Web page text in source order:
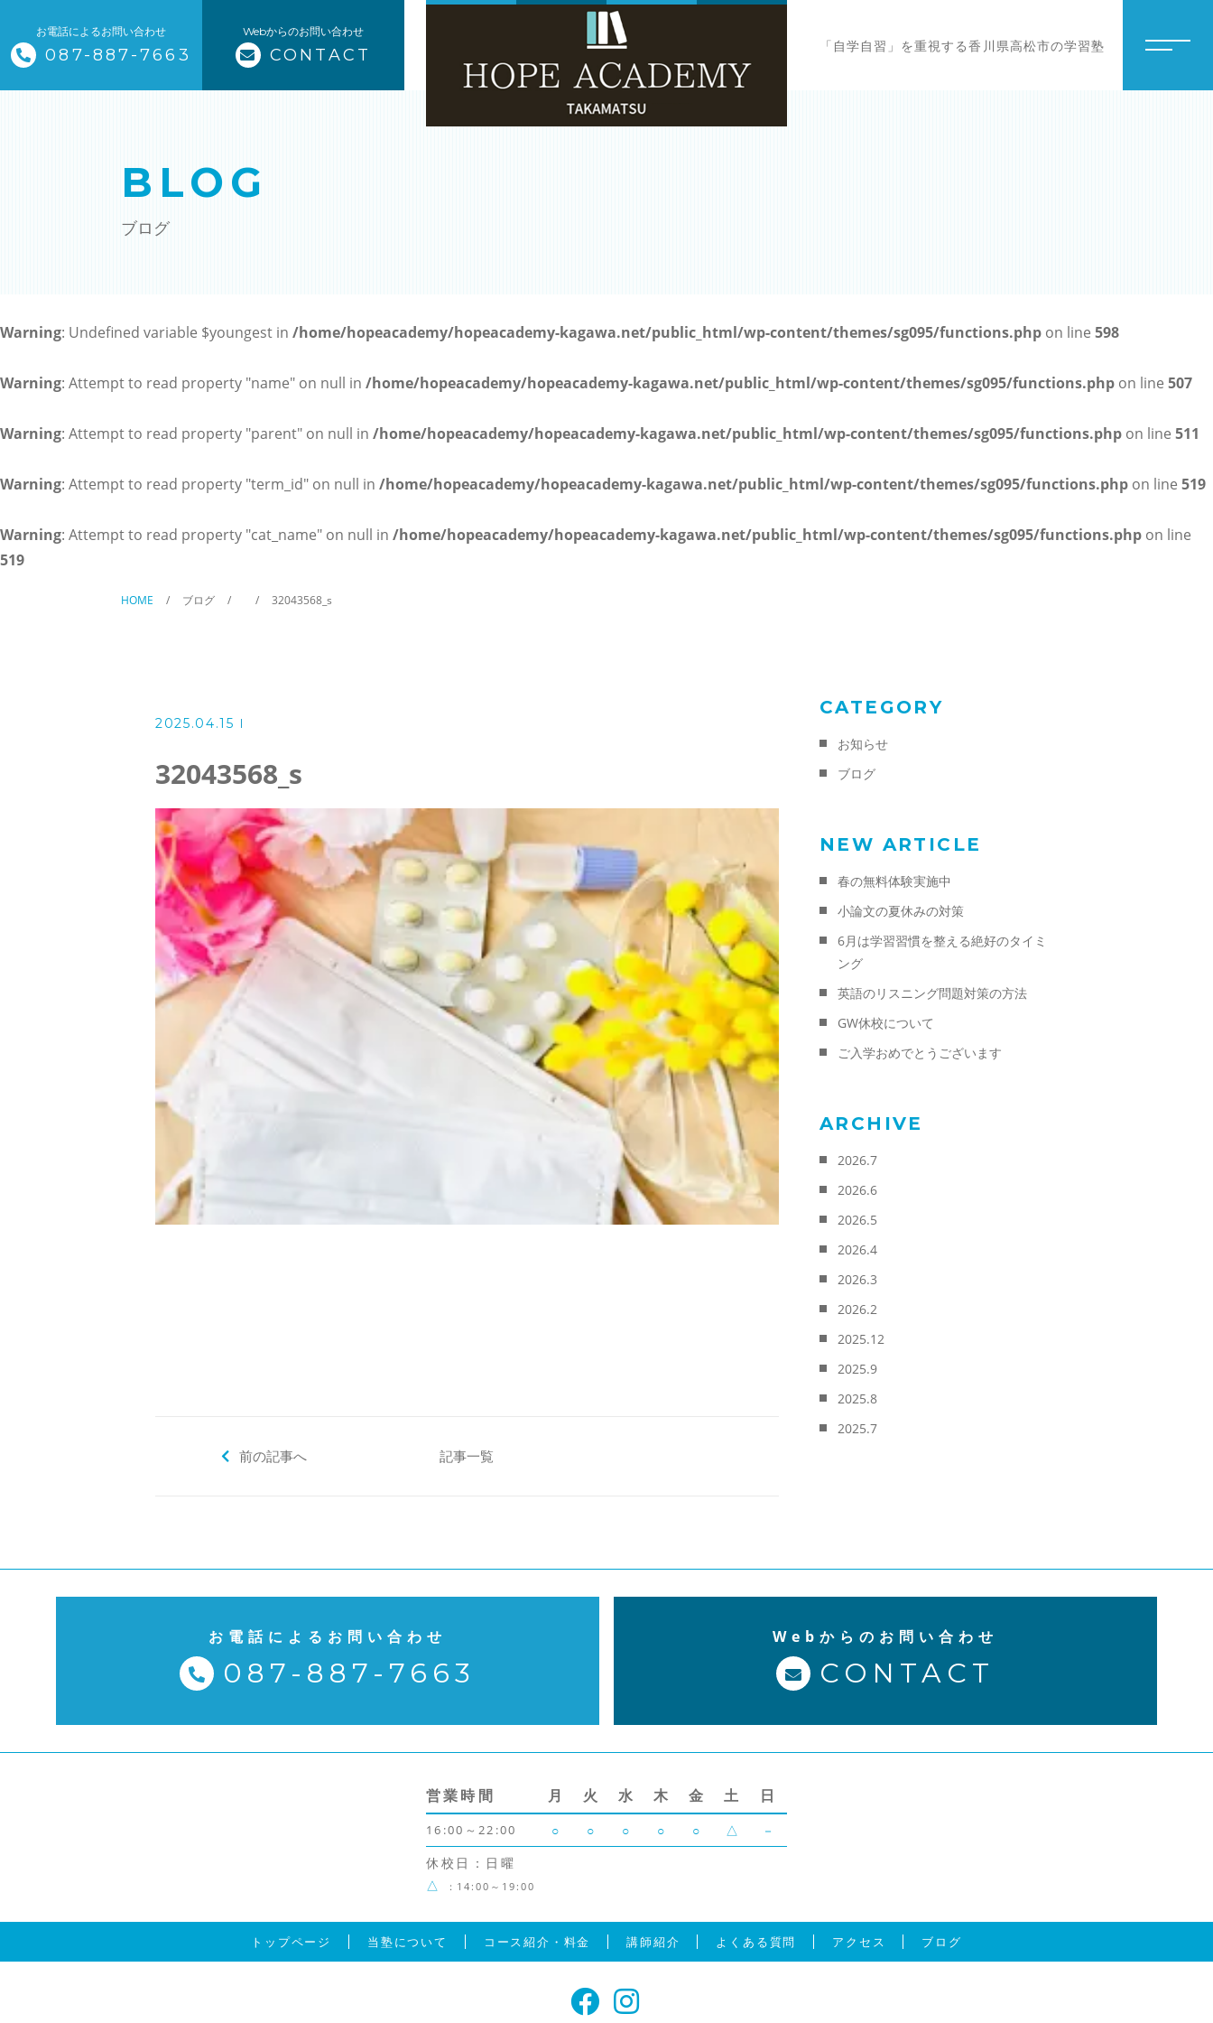
お電話によるお問い合わせ
087-887-7663
Webからのお問い合わせ
CONTACT 「自学自習」を重視する香川県高松市の学習塾
トップページ
高校生コース（3科目）
よくある質問
アクセス
当塾からのお知らせ
お問い合わせ
BLOG
ブログ
Warning: Undefined variable $youngest in /home/hopeacademy/hopeacademy-kagawa.net/public_html/wp-content/themes/sg095/functions.php on line 598
Warning: Attempt to read property "name" on null in /home/hopeacademy/hopeacademy-kagawa.net/public_html/wp-content/themes/sg095/functions.php on line 507
Warning: Attempt to read property "parent" on null in /home/hopeacademy/hopeacademy-kagawa.net/public_html/wp-content/themes/sg095/functions.php on line 511
Warning: Attempt to read property "term_id" on null in /home/hopeacademy/hopeacademy-kagawa.net/public_html/wp-content/themes/sg095/functions.php on line 519
Warning: Attempt to read property "cat_name" on null in /home/hopeacademy/hopeacademy-kagawa.net/public_html/wp-content/themes/sg095/functions.php on line
519
HOME ブログ 32043568_s
2025.04.15
32043568_s
前の記事へ 記事一覧
CATEGORY
お知らせ
ブログ
NEW ARTICLE
春の無料体験実施中
小論文の夏休みの対策
6月は学習習慣を整える絶好のタイミ
ング
英語のリスニング問題対策の方法
GW休校について
ご入学おめでとうございます
ARCHIVE
2026.7
2026.6
2026.5
2026.4
2026.3
2026.2
2025.12
2025.9
2025.8
2025.7
お電話によるお問い合わせ
087-887-7663
Webからのお問い合わせ
CONTACT
営業時間 月 火 水 木 金 土 日
16:00～22:00 ○ ○ ○ ○ ○ △
－
休校日：日曜
△
：14:00～19:00
トップページ 当塾について コース紹介・料金 講師紹介 よくある質問 アクセス ブログ